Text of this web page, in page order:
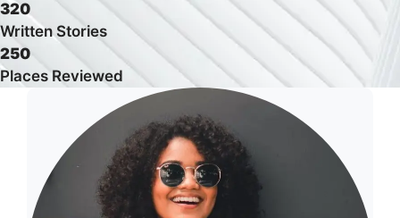
320
Written Stories
250
Places Reviewed